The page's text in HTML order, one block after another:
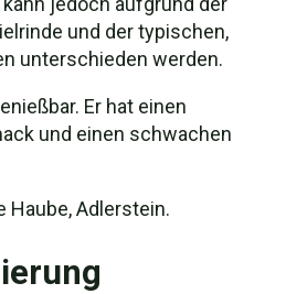
und der typischen,
unterschieden werden.
Er hat einen
und einen schwachen
Haube, Adlerstein.